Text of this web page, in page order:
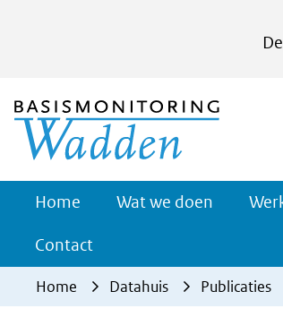
kan
het
gebruik
deze
website
Home Wat we doen
Contact
Home Datahuis Publicaties